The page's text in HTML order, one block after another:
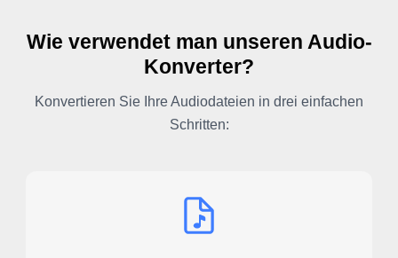
Wie verwendet man unseren Audio-
Konverter?
Konvertieren Sie Ihre Audiodateien in drei einfachen
Schritten: